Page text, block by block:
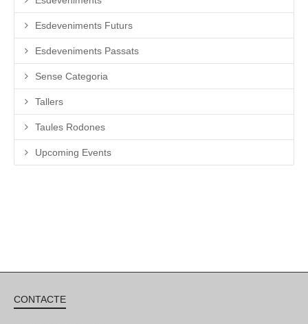
Esdeveniments Futurs
Esdeveniments Passats
Sense Categoria
Tallers
Taules Rodones
Upcoming Events
CONTACTE